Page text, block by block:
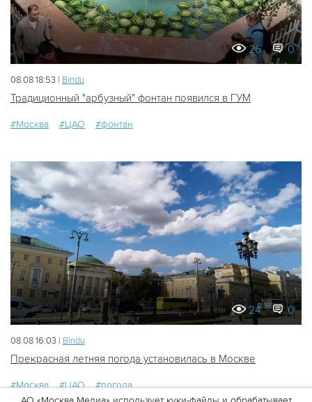
26 0
08.08 18:53 | Bindu
Традиционный "арбузный" фонтан появился в ГУМ
#Москва #ЦАО #фонтан
24 0
08.08 16:03 | Bindu
Прекрасная летняя погода установилась в Москве
#Москва #ЦАО
#погода